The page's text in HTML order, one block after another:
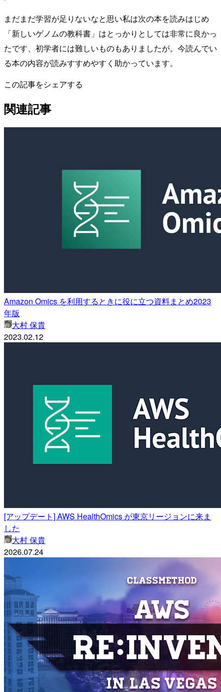
まだまだ学習が足りないなと思い私は次の本を読みはじめ
「新しいゲノムの教科書」はとっかりとしては非常に良かっ
たです、初学者には難しいものもありましたが。今読んでい
る本の内容が読みすすめやすく助かっています。
この記事をシェアする
関連記事
Amazon Omics を利用するときに役に立つ資料まとめ2023
年版
大村 保貴
2023.02.12
[アップデート] AWS HealthOmics が東京リージョンに来ま
した
大村 保貴
2026.07.24